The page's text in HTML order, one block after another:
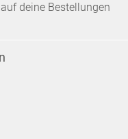
deine Bestellungen